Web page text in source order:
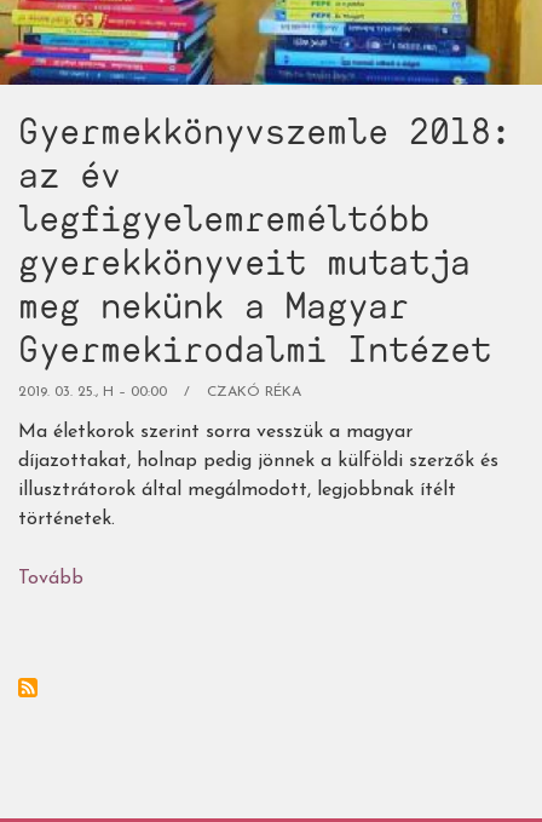
Gyermekirodalmi
Intézet)
Gyermekkönyvszemle 2018:
az év
legfigyelemreméltóbb
gyerekkönyveit mutatja
meg nekünk a Magyar
Gyermekirodalmi Intézet
2019. 03. 25., H – 00:00 CZAKÓ RÉKA
Ma életkorok szerint sorra vesszük a magyar
díjazottakat, holnap pedig jönnek a külföldi szerzők és
illusztrátorok által megálmodott, legjobbnak ítélt
történetek.
Tovább